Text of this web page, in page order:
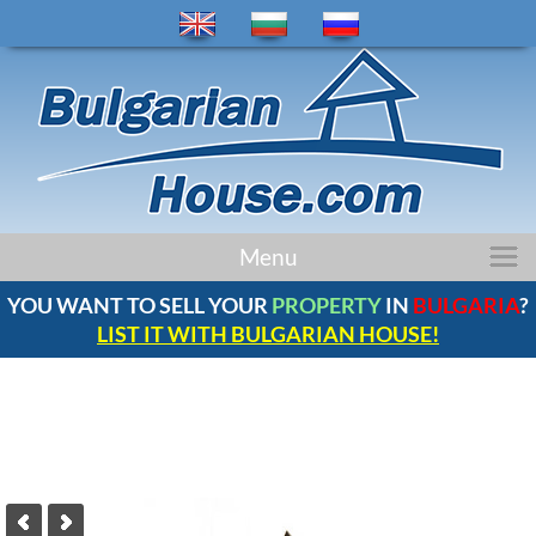
ИМОТИ
НОВИНИ БЪЛГАРИЯ КОМПАНИЯ
Menu
YOU WANT TO SELL YOUR PROPERTYIN BULGARIA?
LIST IT WITH BULGARIAN HOUSE!